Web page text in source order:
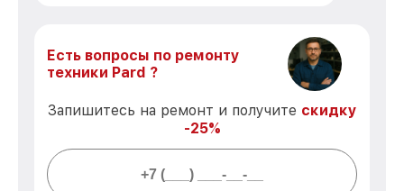
Есть вопросы по ремонту
техники Pard ?
Запишитесь на ремонт и получите скидку
-25%